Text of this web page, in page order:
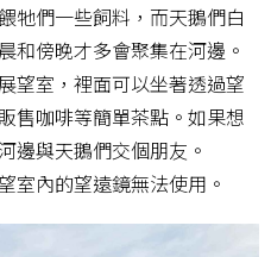
牠們一些飼料，而天鵝們白
和傍晚才多會聚集在河邊。
望室，裡面可以坐著透過望
售咖啡等簡單茶點。如果想
邊與天鵝們交個朋友。
室內的望遠鏡無法使用。